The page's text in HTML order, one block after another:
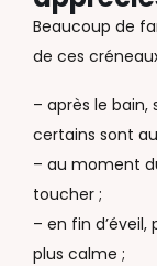
Beaucoup de
de ces
– après le
certains sont
– au moment
toucher ;
– en fin
plus calme ;